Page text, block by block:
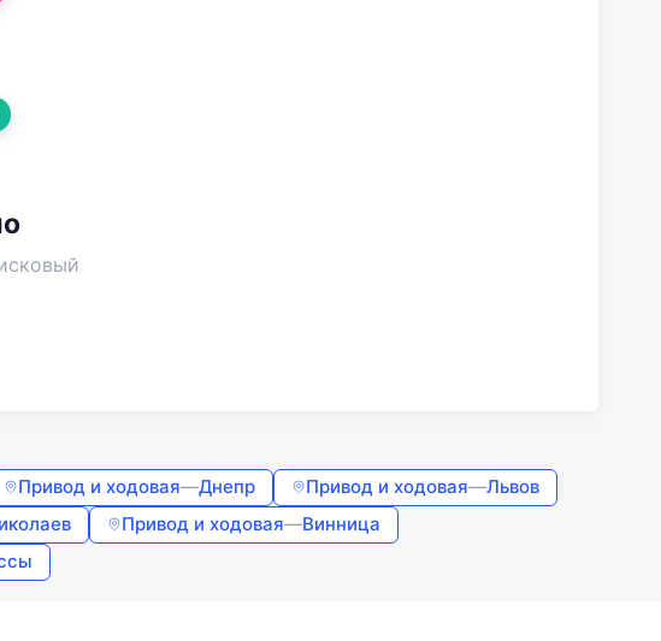
Привод и ходовая—Днепр Привод и ходовая—Львов
Привод и ходовая—Винница